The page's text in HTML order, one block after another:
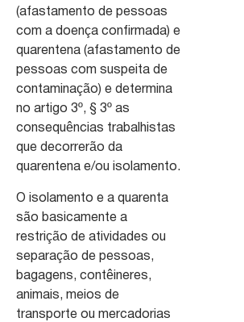
(afastamento de pessoas
com a doença confirmada) e
quarentena (afastamento de
pessoas com suspeita de
contaminação) e determina
no artigo 3º, § 3º as
consequências trabalhistas
que decorrerão da
quarentena e/ou isolamento.
O isolamento e a quarenta
são basicamente a
restrição de atividades ou
separação de pessoas,
bagagens, contêineres,
animais, meios de
transporte ou mercadorias